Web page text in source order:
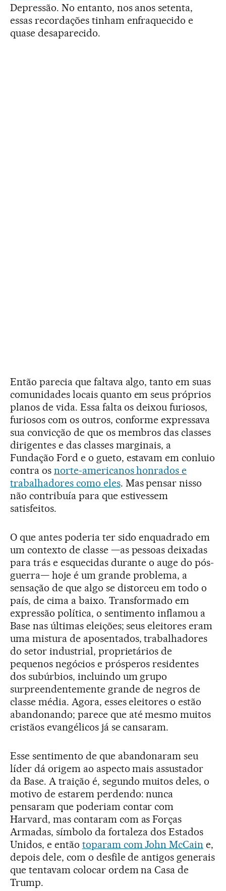
Depressão. No entanto, nos anos setenta,
essas recordações tinham enfraquecido e
quase desaparecido.
Então parecia que faltava algo, tanto em suas
comunidades locais quanto em seus próprios
planos de vida. Essa falta os deixou furiosos,
furiosos com os outros, conforme expressava
sua convicção de que os membros das classes
dirigentes e das classes marginais, a
Fundação Ford e o gueto, estavam em conluio
contra os norte-americanos honrados e
trabalhadores como eles. Mas pensar nisso
não contribuía para que estivessem
satisfeitos.
O que antes poderia ter sido enquadrado em
um contexto de classe —as pessoas deixadas
para trás e esquecidas durante o auge do pós-
guerra— hoje é um grande problema, a
sensação de que algo se distorceu em todo o
país, de cima a baixo. Transformado em
expressão política, o sentimento inflamou a
Base nas últimas eleições; seus eleitores eram
uma mistura de aposentados, trabalhadores
do setor industrial, proprietários de
pequenos negócios e prósperos residentes
dos subúrbios, incluindo um grupo
surpreendentemente grande de negros de
classe média. Agora, esses eleitores o estão
abandonando; parece que até mesmo muitos
cristãos evangélicos já se cansaram.
Esse sentimento de que abandonaram seu
líder dá origem ao aspecto mais assustador
da Base. A traição é, segundo muitos deles, o
motivo de estarem perdendo: nunca
pensaram que poderiam contar com
Harvard, mas contaram com as Forças
Armadas, símbolo da fortaleza dos Estados
Unidos, e então toparam com John McCain e,
depois dele, com o desfile de antigos generais
que tentavam colocar ordem na Casa de
Trump.